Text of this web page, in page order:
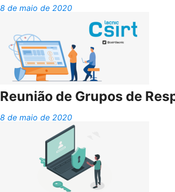
8 de maio de 2020
Reunião de Grupos de
8 de maio de 2020